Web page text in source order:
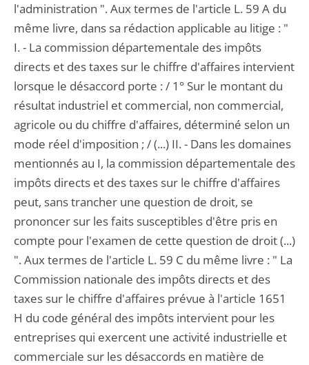
l'administration ". Aux termes de l'article L. 59 A du
même livre, dans sa rédaction applicable au litige : "
I. - La commission départementale des impôts
directs et des taxes sur le chiffre d'affaires intervient
lorsque le désaccord porte : / 1° Sur le montant du
résultat industriel et commercial, non commercial,
agricole ou du chiffre d'affaires, déterminé selon un
mode réel d'imposition ; / (...) II. - Dans les domaines
mentionnés au I, la commission départementale des
impôts directs et des taxes sur le chiffre d'affaires
peut, sans trancher une question de droit, se
prononcer sur les faits susceptibles d'être pris en
compte pour l'examen de cette question de droit (...)
". Aux termes de l'article L. 59 C du même livre : " La
Commission nationale des impôts directs et des
taxes sur le chiffre d'affaires prévue à l'article 1651
H du code général des impôts intervient pour les
entreprises qui exercent une activité industrielle et
commerciale sur les désaccords en matière de